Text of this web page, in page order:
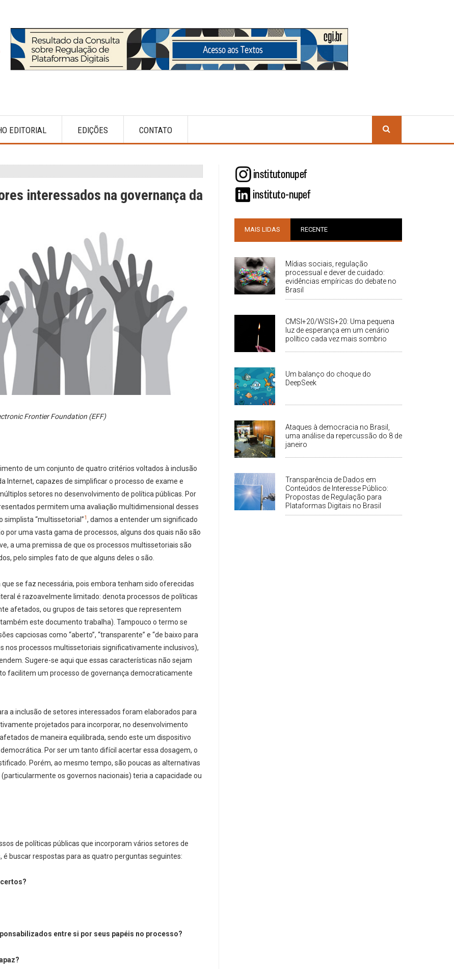
EDITORIAL EDIÇÕES CONTATO
interessados na governança da
Frontier Foundation (EFF)
de um conjunto de quatro critérios voltados à inclusão
Internet, capazes de simplificar o processo de exame e
setores no desenvolvimento de política públicas. Por
permitem uma avaliação multidimensional desses
simplista “multissetorial”1, damos a entender um significado
uma vasta gama de processos, alguns dos quais não são
a uma premissa de que os processos multissetoriais são
pelo simples fato de que alguns deles o são.
se faz necessária, pois embora tenham sido oferecidas
é razoavelmente limitado: denota processos de políticas
afetados, ou grupos de tais setores que representem
este documento trabalha). Tampouco o termo se
capciosas como “aberto”, “transparente” e “de baixo para
processos multissetoriais significativamente inclusivos),
Sugere-se aqui que essas características não sejam
facilitem um processo de governança democraticamente
a inclusão de setores interessados foram elaborados para
projetados para incorporar, no desenvolvimento
de maneira equilibrada, sendo este um dispositivo
Por ser um tanto difícil acertar essa dosagem, o
Porém, ao mesmo tempo, são poucas as alternativas
os governos nacionais) teria a capacidade ou
de políticas públicas que incorporam vários setores de
buscar respostas para as quatro perguntas seguintes:
entre si por seus papéis no processo?
MAIS LIDAS RECENTE
Mídias sociais, regulação
processual e dever de cuidado:
evidências empíricas do debate no
Brasil
CMSI+20/WSIS+20: Uma pequena
luz de esperança em um cenário
político cada vez mais sombrio
Um balanço do choque do
DeepSeek
Ataques à democracia no Brasil,
uma análise da repercussão do 8 de
janeiro
Transparência de Dados em
Conteúdos de Interesse Público:
Propostas de Regulação para
Plataformas Digitais no Brasil